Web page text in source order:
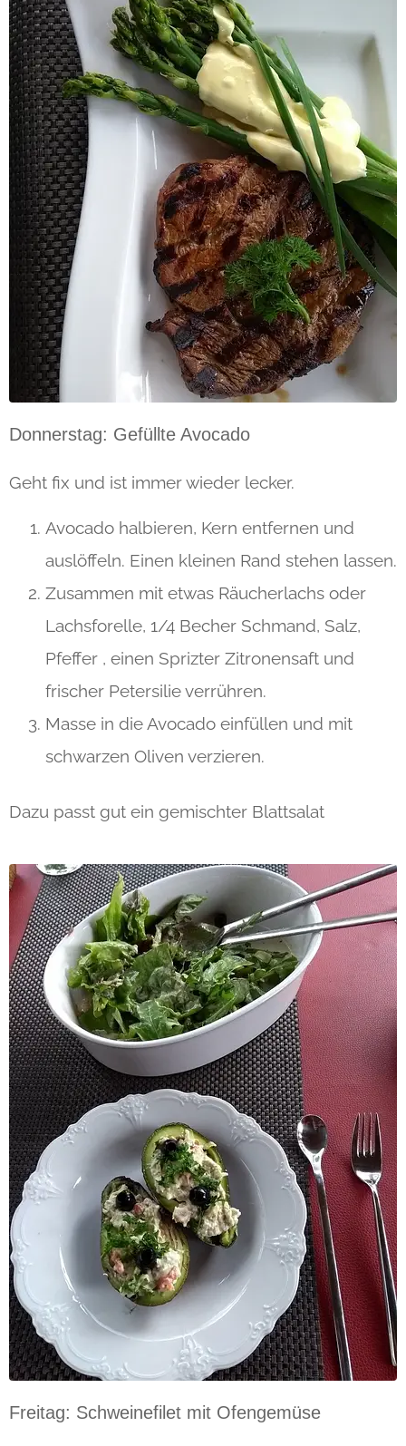
Donnerstag: Gefüllte Avocado
Geht fix und ist immer wieder lecker.
Avocado halbieren, Kern entfernen und
auslöffeln. Einen kleinen Rand stehen lassen.
Zusammen mit etwas Räucherlachs oder
Lachsforelle, 1/4 Becher Schmand, Salz,
Pfeffer , einen Sprizter Zitronensaft und
frischer Petersilie verrühren.
Masse in die Avocado einfüllen und mit
schwarzen Oliven verzieren.
Dazu passt gut ein gemischter Blattsalat
Freitag: Schweinefilet mit Ofengemüse